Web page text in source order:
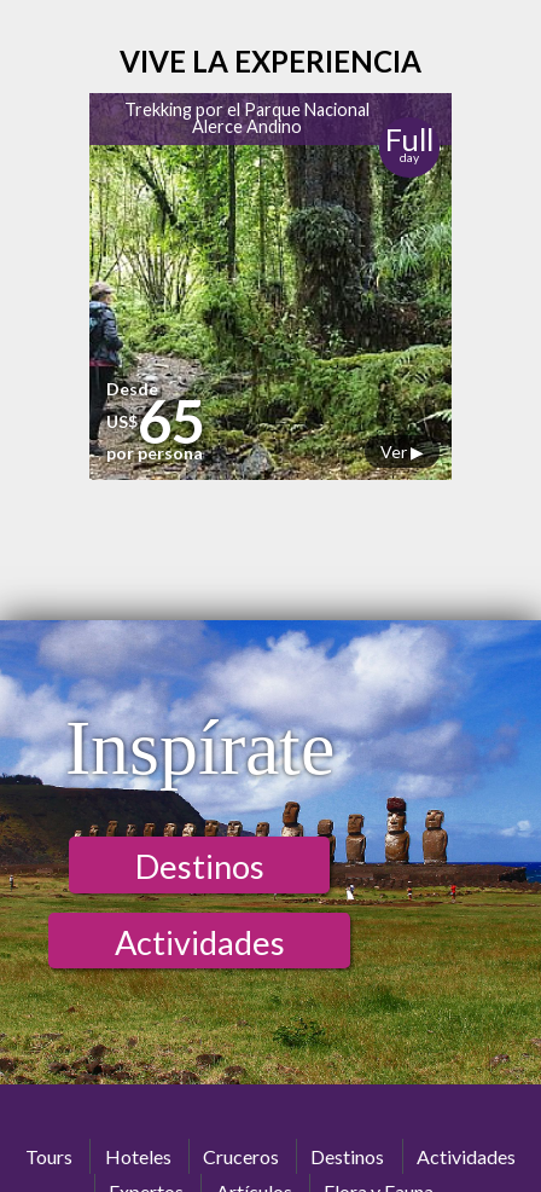
VIVE LA EXPERIENCIA
Trekking por el Parque Nacional
Alerce Andino
Full
day
Ver ▶
Desde
US$65
por persona
Inspírate
Destinos
Actividades
Tours Hoteles Cruceros Destinos
Actividades